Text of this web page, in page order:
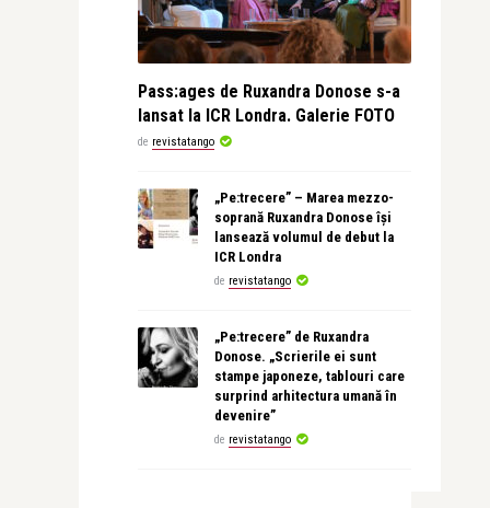
Pass:ages de Ruxandra Donose s-a
lansat la ICR Londra. Galerie FOTO
de revistatango
„Pe:trecere” – Marea mezzo-
soprană Ruxandra Donose își
lansează volumul de debut la
ICR Londra
de revistatango
„Pe:trecere” de Ruxandra
Donose. „Scrierile ei sunt
stampe japoneze, tablouri care
surprind arhitectura umană în
devenire”
de revistatango